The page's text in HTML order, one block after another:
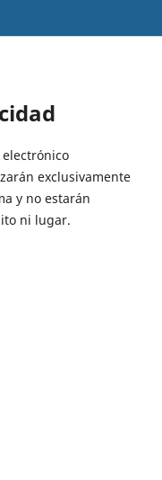
exclusivamente
y no estarán
ni lugar.